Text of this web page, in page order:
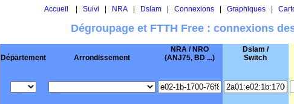
Accueil Suivi NRA| Dslam| Connexions| Graphiques|
Dégroupage et FTTH Free : connexions
Département Arrondissement
NRA / NRO
(ANJ75, BD ...)
Dslam /
Switch